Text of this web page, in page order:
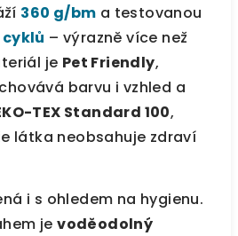
360 g/bm a testovanou
cyklů – výrazně více než
je Pet Friendly,
barvu i vzhled a
TEX Standard 100,
látka neobsahuje zdraví
i s ohledem na hygienu.
jevoděodolný